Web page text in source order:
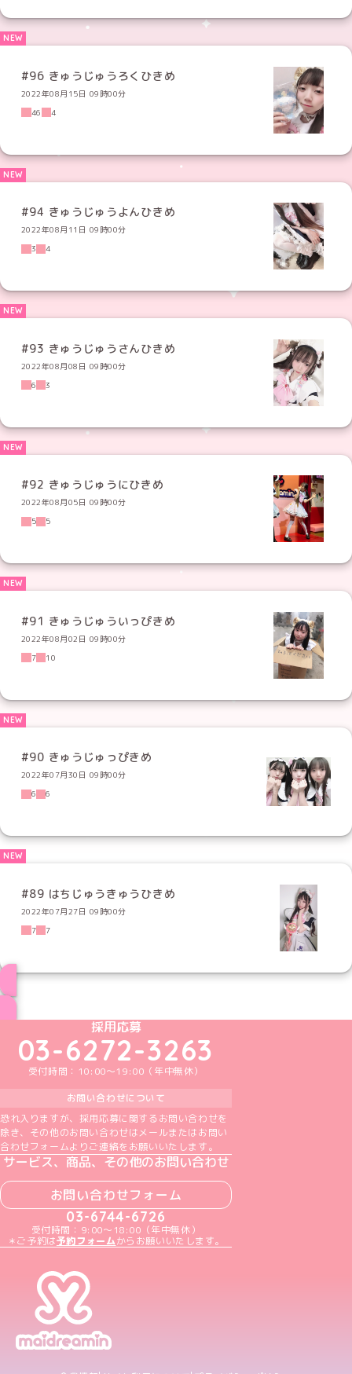
#96 きゅうじゅうろくひきめ
2022年08月15日 09時00分
46
4
#94 きゅうじゅうよんひきめ
2022年08月11日 09時00分
3
4
#93 きゅうじゅうさんひきめ
2022年08月08日 09時00分
6
3
#92 きゅうじゅうにひきめ
2022年08月05日 09時00分
5
5
#91 きゅうじゅういっぴきめ
2022年08月02日 09時00分
7
10
#90 きゅうじゅっぴきめ
2022年07月30日 09時00分
6
6
#89 はちじゅうきゅうひきめ
2022年07月27日 09時00分
7
7
めいどりーみんTikTok公式アカウント
めいどりーみんX公式アカウント
めいどりーみんInstagram公式アカウント
めいどりーみんFacebook公式アカウン
めいどりーみんYouTube公式アカ
採用応募
03-6272-3263
受付時間：10:00～19:00（年中無休）
お問い合わせについて
恐れ入りますが、採用応募に関するお問い合わせを
除き、その他のお問い合わせはメールまたはお問い
合わせフォームよりご連絡をお願いいたします。
サービス、商品、その他のお問い合わせ
お問い合わせフォーム
03-6744-6726
受付時間：9:00～18:00（年中無休）
＊ご予約は予約フォームからお願いいたします。